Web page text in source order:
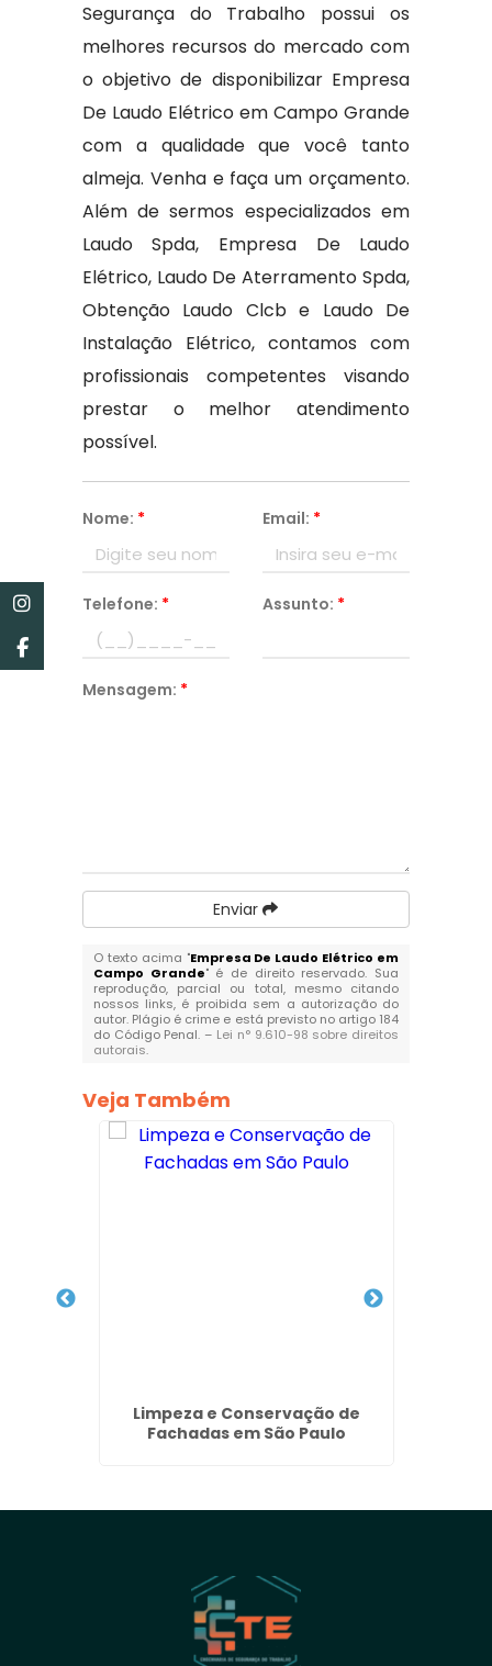
Segurança do Trabalho possui os
melhores recursos do mercado com
o objetivo de disponibilizar Empresa
De Laudo Elétrico em Campo Grande
com a qualidade que você tanto
almeja. Venha e faça um orçamento.
Além de sermos especializados em
Laudo Spda, Empresa De Laudo
Elétrico, Laudo De Aterramento Spda,
Obtenção Laudo Clcb e Laudo De
Instalação Elétrico, contamos com
profissionais competentes visando
prestar o melhor atendimento
possível.
Nome: * Email: *
Telefone: * Assunto: *
Mensagem: *
Enviar
O texto acima "Empresa De Laudo Elétrico em
Campo Grande" é de direito reservado. Sua
reprodução, parcial ou total, mesmo citando
nossos links, é proibida sem a autorização do
autor. Plágio é crime e está previsto no artigo 184
do Código Penal. – Lei n° 9.610-98 sobre direitos
autorais.
Veja Também
Limpeza e Conservação de
Fachadas em São Paulo